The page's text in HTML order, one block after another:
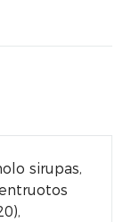
sirupas,